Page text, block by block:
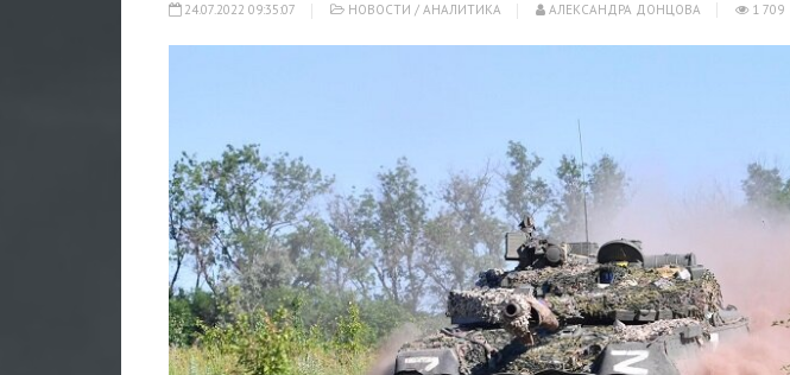
24.07.2022 09:35:07 НОВОСТИ / АНАЛИТИКА АЛЕКСАНДРА ДОНЦОВА 1 709